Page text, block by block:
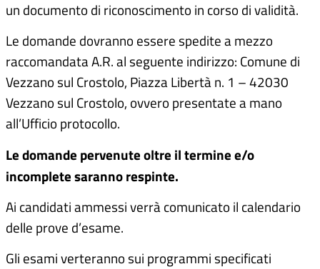
un documento di riconoscimento in corso di validità.
Le domande dovranno essere spedite a mezzo
raccomandata A.R. al seguente indirizzo: Comune di
Vezzano sul Crostolo, Piazza Libertà n. 1 – 42030
Vezzano sul Crostolo, ovvero presentate a mano
all’Ufficio protocollo.
Le domande pervenute oltre il termine e/o
incomplete saranno respinte.
Ai candidati ammessi verrà comunicato il calendario
delle prove d’esame.
Gli esami verteranno sui programmi specificati